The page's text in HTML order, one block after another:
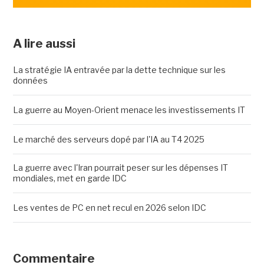
A lire aussi
La stratégie IA entravée par la dette technique sur les
données
La guerre au Moyen-Orient menace les investissements IT
Le marché des serveurs dopé par l'IA au T4 2025
La guerre avec l'Iran pourrait peser sur les dépenses IT
mondiales, met en garde IDC
Les ventes de PC en net recul en 2026 selon IDC
Commentaire